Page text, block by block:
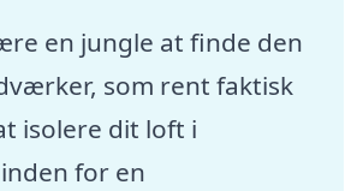
en jungle at finde den
som rent faktisk
isolere dit loft i
for en